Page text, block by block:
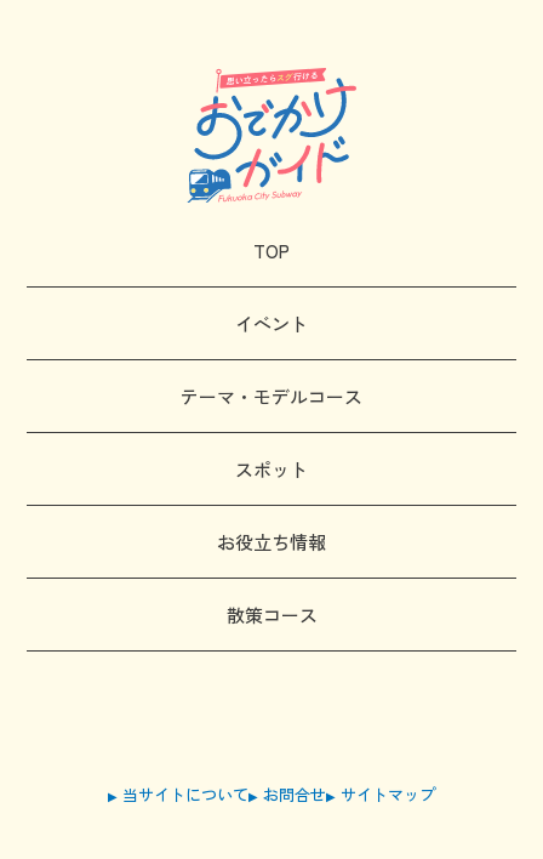
TOP
イベント
テーマ・モデルコース
スポット
お役立ち情報
散策コース
▶ 当サイトについて▶ お問合せ▶ サイトマップ